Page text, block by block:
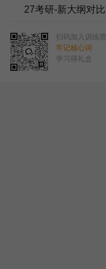
资料
27考研-新大纲对比
扫码加入训练营
牢记核心词
学习得礼盒